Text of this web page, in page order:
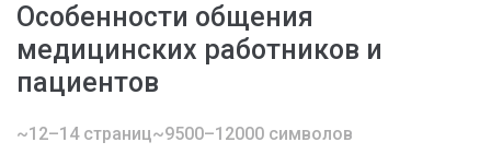
Особенности общения
медицинских работников и
пациентов
~12–14 страниц~9500–12000 символов